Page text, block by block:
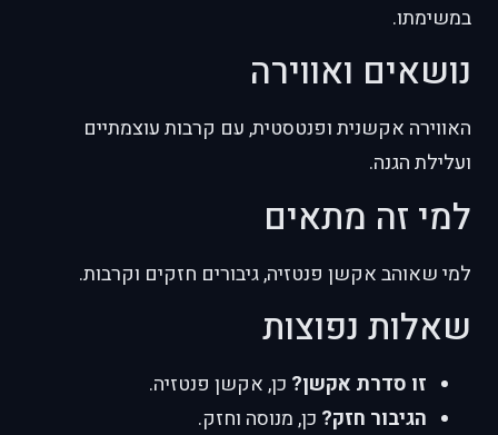
במשימתו.
נושאים ואווירה
האווירה אקשנית ופנטסטית, עם קרבות עוצמתיים
ועלילת הגנה.
למי זה מתאים
למי שאוהב אקשן פנטזיה, גיבורים חזקים וקרבות.
שאלות נפוצות
זו סדרת אקשן? כן, אקשן פנטזיה.
הגיבור חזק? כן, מנוסה וחזק.